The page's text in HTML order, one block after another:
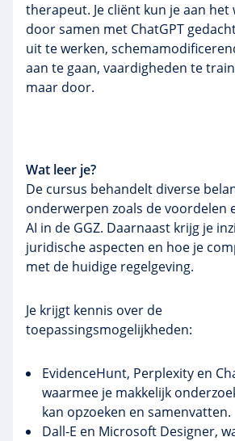
therapeut. Je cliënt kun je aan het
door samen met ChatGPT
uit te werken,
aan te gaan, vaardigheden te
maar door.
Wat leer je?
De cursus behandelt diverse
onderwerpen zoals de voordelen
AI in de GGZ. Daarnaast krijg je
juridische aspecten en hoe je
met de huidige regelgeving.
Je krijgt kennis over de
toepassingsmogelijkheden:
EvidenceHunt, Perplexity en
waarmee je makkelijk
kan opzoeken en samenvatten.
Dall-E en Microsoft Designer,